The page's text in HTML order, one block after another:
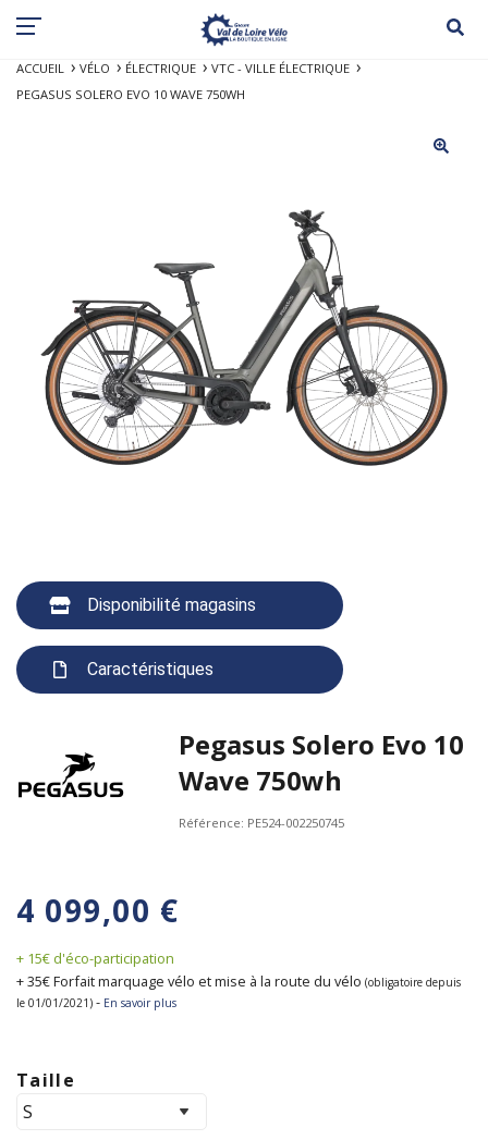
ACCUEIL VÉLO ÉLECTRIQUE
VTC - VILLE ÉLECTRIQUE
PEGASUS SOLERO EVO 10 WAVE 750WH
Disponibilité magasins
Caractéristiques
Pegasus Solero Evo 10
Wave 750wh
Référence: PE524-002250745
4 099,00 €
+ 15€ d'éco-participation
+ 35€ Forfait marquage vélo et mise à la route du vélo (obligatoire depuis
le 01/01/2021) - En savoir plus
Taille